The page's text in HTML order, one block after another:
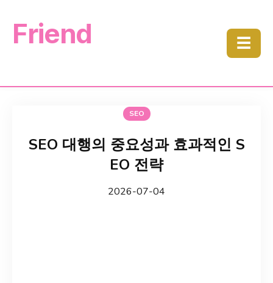
Friend ☰
SEO
SEO 대행의 중요성과 효과적인 S
EO 전략
2026-07-04